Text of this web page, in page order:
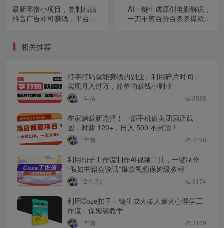
最新零撸小项目，复制粘贴
抖音广告即可赚钱，平台大
AI一键生成原创电影解说，
一刀不剪百分百条条爆款，
相关推荐
打字打码就能赚钱的副业，利用碎片时间，
实现月入过万，简单的赚钱小副业
1年前 3588
在家躺赚新选择！一部手机做美团酒店截
图，时薪 120+，日入 500 不封顶！
1年前 3498
利用扣子工作流制作AI视频工具，一键制作
“假如书籍会说话”爆款视频保姆级教程
12个月前 3174
利用Coze扣子一键生成火柴人爆火心理学工
作流，保姆级教学
1年前 3169